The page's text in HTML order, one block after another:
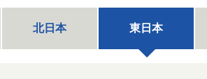
北日本 東日本